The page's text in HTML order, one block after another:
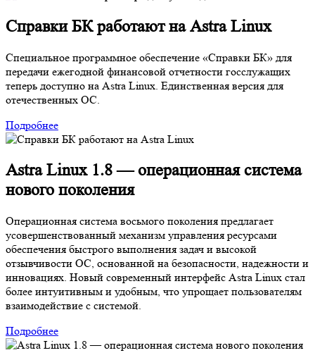
Справки БК работают на Astra Linux
Специальное программное обеспечение «Справки БК» для
передачи ежегодной финансовой отчетности госслужащих
теперь доступно на Astra Linux. Единственная версия для
отечественных ОС.
Подробнее
Astra Linux 1.8 — операционная система
нового поколения
Операционная система восьмого поколения предлагает
усовершенствованный механизм управления ресурсами
обеспечения быстрого выполнения задач и высокой
отзывчивости ОС, основанной на безопасности, надежности и
инновациях. Новый современный интерфейс Astra Linux стал
более интуитивным и удобным, что упрощает пользователям
взаимодействие с системой.
Подробнее